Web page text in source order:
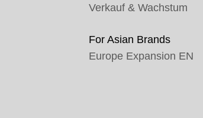
Verkauf & Wachstum
For Asian Brands
Europe Expansion EN